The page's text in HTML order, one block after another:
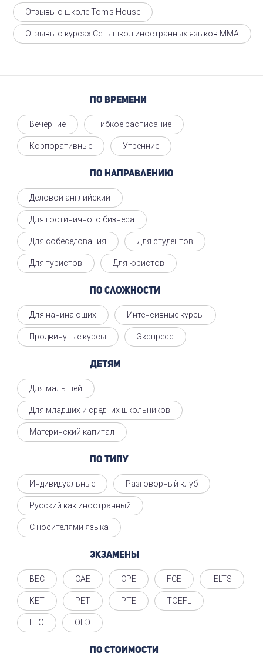
Отзывы о школе Tom's House
Отзывы о курсах Сеть школ иностранных языков ММА
По времени
Вечерние Гибкое расписание
Корпоративные Утренние
По направлению
Деловой английский
Для гостиничного бизнеса
Для собеседования Для студентов
Для туристов Для юристов
По сложности
Для начинающих Интенсивные курсы
Продвинутые курсы Экспресс
Детям
Для малышей
Для младших и средних школьников
Материнский капитал
По типу
Индивидуальные Разговорный клуб
Русский как иностранный
С носителями языка
Экзамены
BEC CAE CPE FCE IELTS
KET PET PTE TOEFL
ЕГЭ ОГЭ
По стоимости